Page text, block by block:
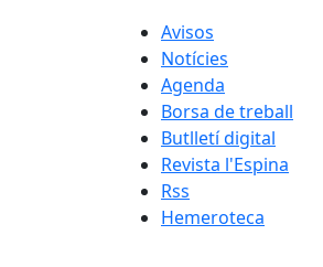
Avisos
Notícies
Agenda
Borsa de treball
Butlletí digital
Revista l'Espina
Rss
Hemeroteca